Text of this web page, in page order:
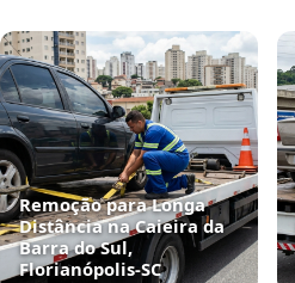
Remoção para Longa
Distância na Caieira da
Barra do Sul,
Florianópolis‑SC